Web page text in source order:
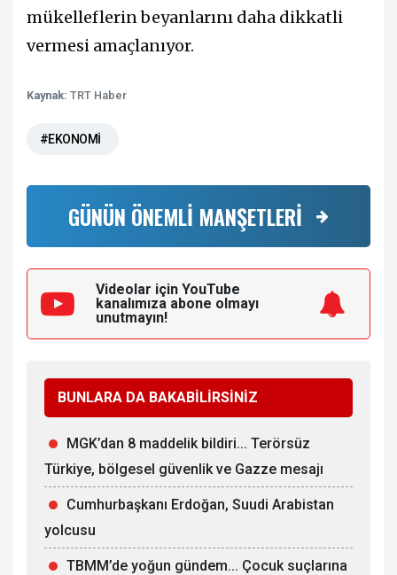
mükelleflerin beyanlarını daha dikkatli
vermesi amaçlanıyor.
Kaynak: TRT Haber
#EKONOMİ
GÜNÜN ÖNEMLİ MANŞETLERİ
Videolar için YouTube
kanalımıza abone olmayı
unutmayın!
BUNLARA DA BAKABİLİRSİNİZ
MGK’dan 8 maddelik bildiri... Terörsüz
Türkiye, bölgesel güvenlik ve Gazze mesajı
Cumhurbaşkanı Erdoğan, Suudi Arabistan
yolcusu
TBMM’de yoğun gündem... Çocuk suçlarına